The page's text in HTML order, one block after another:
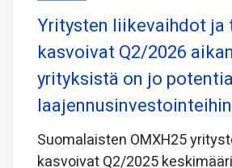
Yritysten liikevaihdot ja
kasvoivat Q2/2026
yrityksistä on jo
laajennusinvestointeihin
Suomalaisten OMXH25
kasvoivat Q2/2025